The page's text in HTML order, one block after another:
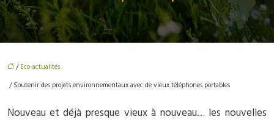
/Eco-actualités
/ Soutenir des projets environnementaux avec de vieux téléphones portables
Nouveau et déjà presque vieux à nouveau… les nouvelles